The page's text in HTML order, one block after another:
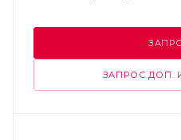
ЗАПРОС ДОП.